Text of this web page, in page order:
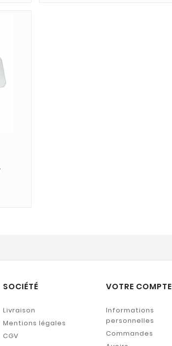
SOCIÉTÉ
Livraison
Mentions légales
CGV
VOTRE COMPTE
Informations
personnelles
Commandes